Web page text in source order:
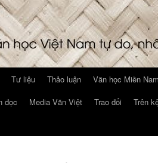
Tư liệu Thảo luận Văn học Miền
đọc Media Văn Việt Trao đổi Trên